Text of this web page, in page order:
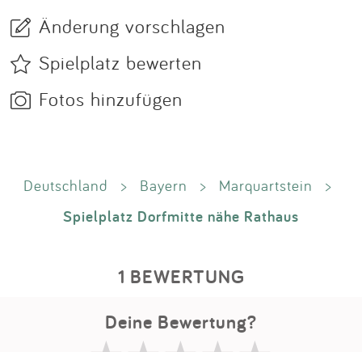
Änderung vorschlagen
Spielplatz bewerten
Fotos hinzufügen
Deutschland > Bayern > Marquartstein >
Spielplatz Dorfmitte nähe Rathaus
1 BEWERTUNG
Deine Bewertung?